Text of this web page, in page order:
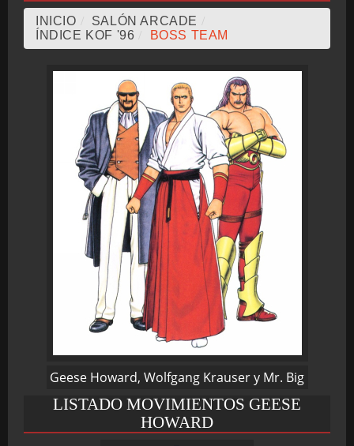
ARCADE STICK
BONUS STAGE
GUÍA BÁSICA
TIER LIST
BMG-OST
INICIO SALÓN ARCADE
ÍNDICE KOF '96
BOSS TEAM
Geese Howard, Wolfgang Krauser y Mr. Big
LISTADO MOVIMIENTOS GEESE
HOWARD